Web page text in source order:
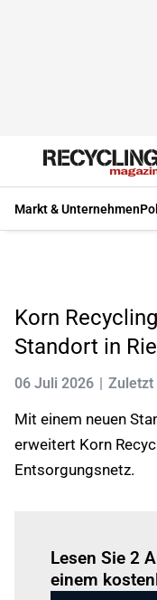
Markt & Unternehmen
Korn
Standort in
06 Juli 2026 Zuletzt
Mit einem neuen
erweitert Korn
Entsorgungsnetz.
Lesen Sie 2
einem